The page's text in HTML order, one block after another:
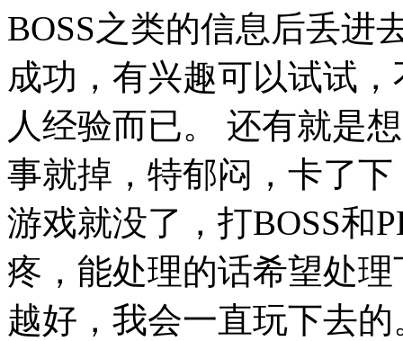
BOSS之类的信息后丢进
成功，有兴趣可以试试
人经验而已。 还有就是
事就掉，特郁闷，卡了
游戏就没了，打BOSS和
疼，能处理的话希望处
越好，我会一直玩下去的